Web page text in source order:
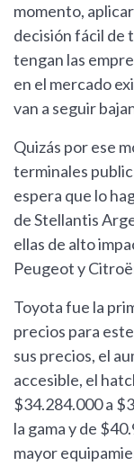
momento,
decisión fácil de
tengan las
en el mercado
van a seguir
Quizás por ese
terminales
espera que lo
de Stellantis
ellas de alto
Peugeot y
Toyota fue la
precios para
sus precios, el
accesible, el
$34.284.000 a
la gama y de
mayor